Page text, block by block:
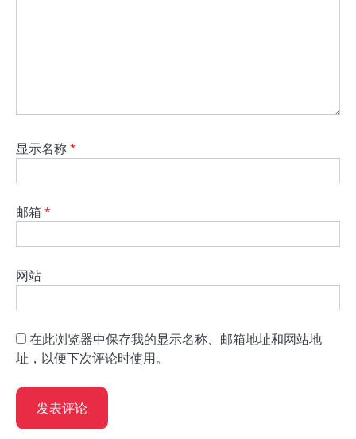
显示名称 *
邮箱 *
网站
在此浏览器中保存我的显示名称、邮箱地址和网站地
址，以便下次评论时使用。